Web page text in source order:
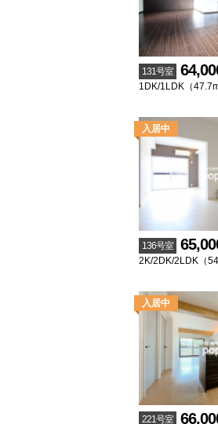
131号室
1DK/1LDK（
136号室
2K/2DK/2LDK（
221号室